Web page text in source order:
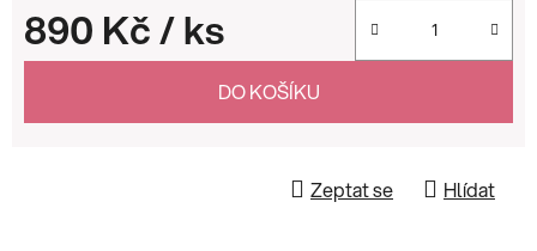
890 Kč/ ks
Měrná cena:
DO KOŠÍKU
Zeptat se Hlídat